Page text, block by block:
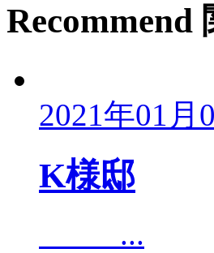
Recommend
2021年01月
K様邸
...